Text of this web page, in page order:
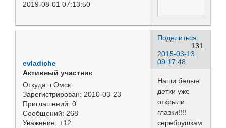
2019-08-01 07:13:50
Поделиться
131
2015-03-13
09:17:48
evladiche
Активный участник
Откуда: г.Омск
Зарегистрирован: 2010-03-23
Приглашений: 0
Сообщений: 268
Уважение: +12
Наши белые
детки уже
открыли
глазки!!!!
серебрушкам